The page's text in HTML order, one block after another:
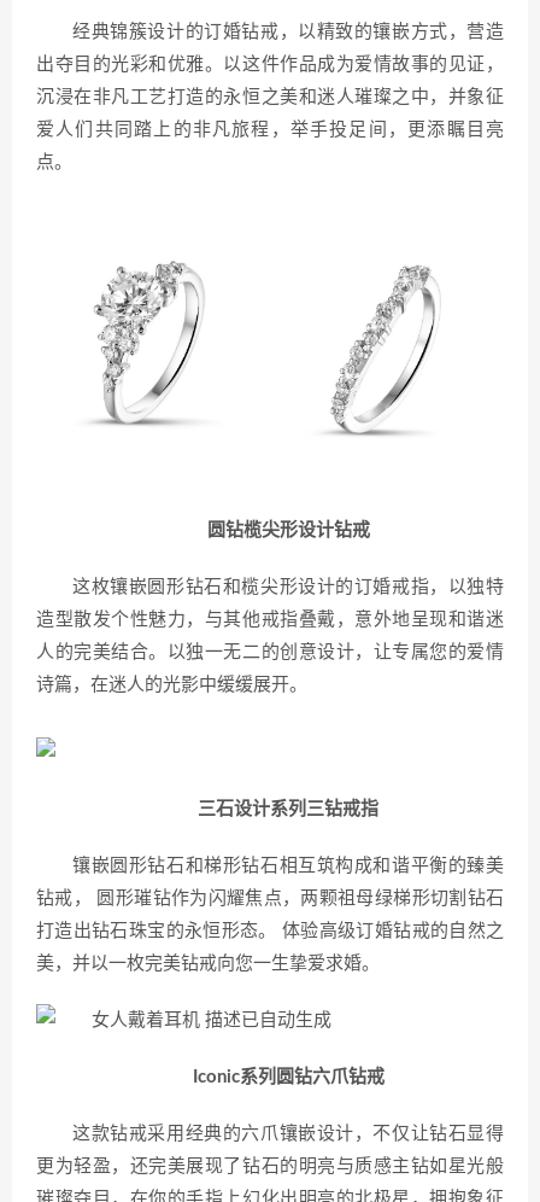
经典锦簇设计的订婚钻戒，以精致的镶嵌方式，营造
出夺目的光彩和优雅。以这件作品成为爱情故事的见证，
沉浸在非凡工艺打造的永恒之美和迷人璀璨之中，并象征
爱人们共同踏上的非凡旅程，举手投足间，更添瞩目亮
点。
圆钻榄尖形设计钻戒
这枚镶嵌圆形钻石和榄尖形设计的订婚戒指，以独特
造型散发个性魅力，与其他戒指叠戴，意外地呈现和谐迷
人的完美结合。以独一无二的创意设计，让专属您的爱情
诗篇，在迷人的光影中缓缓展开。
三石设计系列三钻戒指
镶嵌圆形钻石和梯形钻石相互筑构成和谐平衡的臻美
钻戒， 圆形璀钻作为闪耀焦点，两颗祖母绿梯形切割钻石
打造出钻石珠宝的永恒形态。 体验高级订婚钻戒的自然之
美，并以一枚完美钻戒向您一生挚爱求婚。
Iconic系列圆钻六爪钻戒
这款钻戒采用经典的六爪镶嵌设计，不仅让钻石显得
更为轻盈，还完美展现了钻石的明亮与质感主钻如星光般